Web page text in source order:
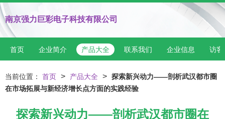
南京强力巨彩电子科技有限公司
首页 企业简介 产品大全 联系我们 企业信息 访客
当前位置： 首页 > 产品大全 > 探索新兴动力——剖析武汉都市圈
在市场拓展与新经济增长点方面的实践经验
探索新兴动力——剖析武汉都市圈在